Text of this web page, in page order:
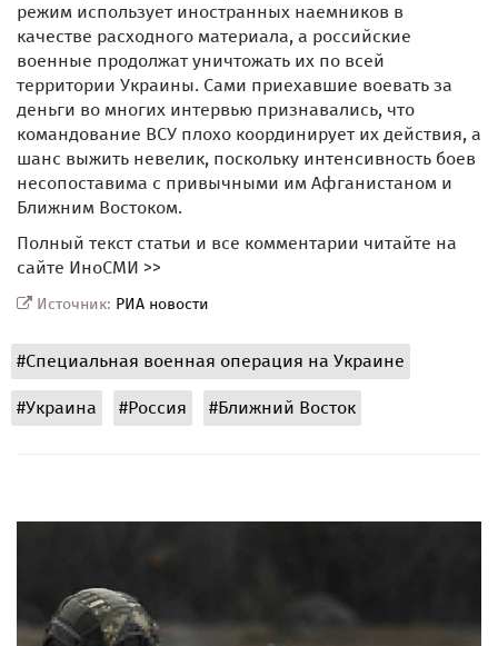
режим использует иностранных наемников в
качестве расходного материала, а российские
военные продолжат уничтожать их по всей
территории Украины. Сами приехавшие воевать за
деньги во многих интервью признавались, что
командование ВСУ плохо координирует их действия, а
шанс выжить невелик, поскольку интенсивность боев
несопоставима с привычными им Афганистаном и
Ближним Востоком.
Полный текст статьи и все комментарии читайте на
сайте ИноСМИ >>
Источник: РИА новости
#Специальная военная операция на Украине
#Украина #Россия #Ближний Восток